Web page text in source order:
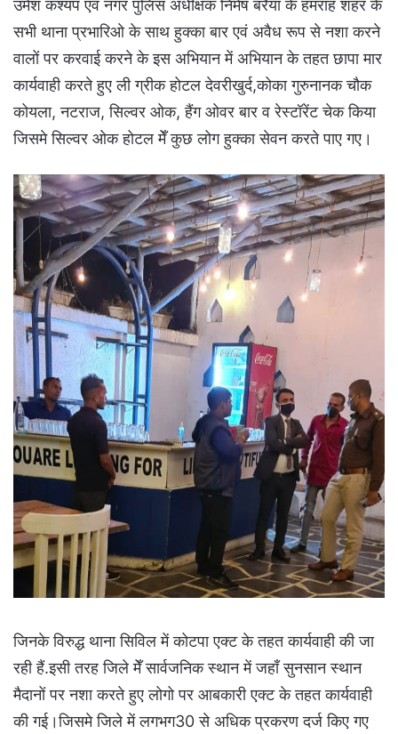
उमेश कश्यप एवं नगर पुलिस अधीक्षक निमेष बरैया के हमराह शहर के
सभी थाना प्रभारिओ के साथ हुक्का बार एवं अवैध रूप से नशा करने
वालों पर करवाई करने के इस अभियान में अभियान के तहत छापा मार
कार्यवाही करते हुए ली ग्रीक होटल देवरीखुर्द,कोका गुरुनानक चौक
कोयला, नटराज, सिल्वर ओक, हैंग ओवर बार व रेस्टॉरेंट चेक किया
जिसमे सिल्वर ओक होटल मेँ कुछ लोग हुक्का सेवन करते पाए गए।
जिनके विरुद्ध थाना सिविल में कोटपा एक्ट के तहत कार्यवाही की जा
रही हैं.इसी तरह जिले मेँ सार्वजनिक स्थान में जहाँ सुनसान स्थान
मैदानों पर नशा करते हुए लोगो पर आबकारी एक्ट के तहत कार्यवाही
की गई।जिसमे जिले में लगभग30 से अधिक प्रकरण दर्ज किए गए